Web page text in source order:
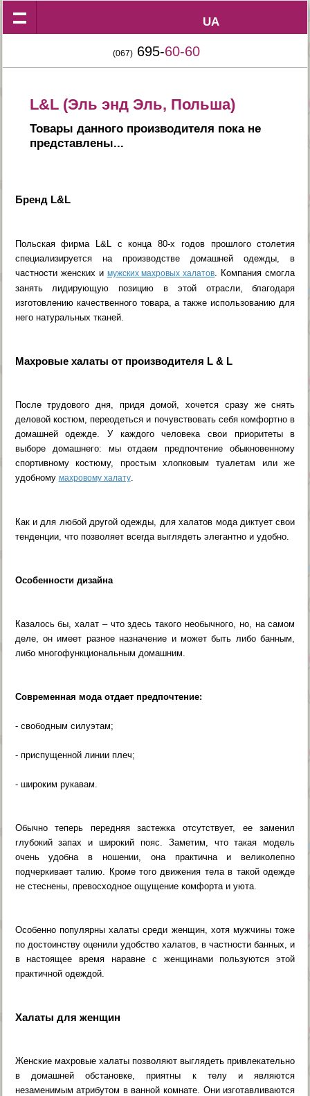
UA
UA
(067) 695-60-60
L&L (Эль энд Эль, Польша)
Товары данного производителя пока не
представлены...
Бренд L&L
Польская фирма L&L с конца 80-х годов прошлого столетия
специализируется на производстве домашней одежды, в
частности женских и мужских махровых халатов. Компания смогла
занять лидирующую позицию в этой отрасли, благодаря
изготовлению качественного товара, а также использованию для
него натуральных тканей.
Махровые халаты от производителя L & L
После трудового дня, придя домой, хочется сразу же снять
деловой костюм, переодеться и почувствовать себя комфортно в
домашней одежде. У каждого человека свои приоритеты в
выборе домашнего: мы отдаем предпочтение обыкновенному
спортивному костюму, простым хлопковым туалетам или же
удобному махровому халату.
Как и для любой другой одежды, для халатов мода диктует свои
тенденции, что позволяет всегда выглядеть элегантно и удобно.
Особенности дизайна
Казалось бы, халат – что здесь такого необычного, но, на самом
деле, он имеет разное назначение и может быть либо банным,
либо многофункциональным домашним.
Современная мода отдает предпочтение:
- свободным силуэтам;
- приспущенной линии плеч;
- широким рукавам.
Обычно теперь передняя застежка отсутствует, ее заменил
глубокий запах и широкий пояс. Заметим, что такая модель
очень удобна в ношении, она практична и великолепно
подчеркивает талию. Кроме того движения тела в такой одежде
не стеснены, превосходное ощущение комфорта и уюта.
Особенно популярны халаты среди женщин, хотя мужчины тоже
по достоинству оценили удобство халатов, в частности банных, и
в настоящее время наравне с женщинами пользуются этой
практичной одеждой.
Халаты для женщин
Женские махровые халаты позволяют выглядеть привлекательно
в домашней обстановке, приятны к телу и являются
незаменимым атрибутом в ванной комнате. Они изготавливаются